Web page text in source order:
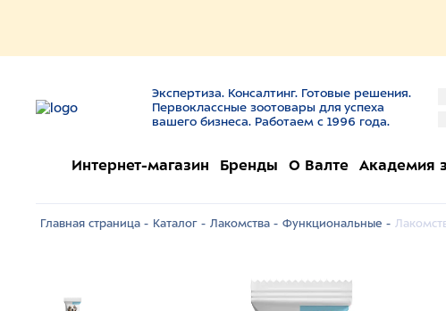
Экспертиза. Консалтинг. Готовые решения.
Первоклассные зоотовары для успеха
вашего бизнеса. Работаем с 1996 года.
Интернет-магазин Бренды О Валте Академия
Главная страница - Каталог - Лакомства - Функциональные -